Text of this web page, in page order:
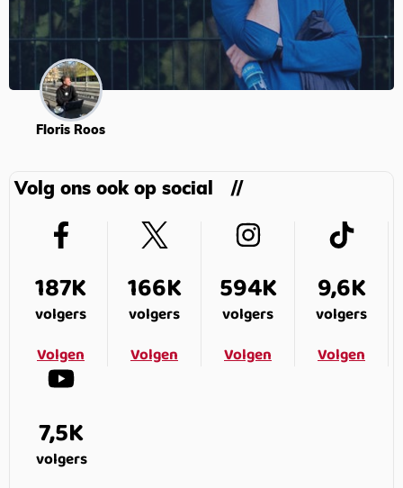
Floris Roos
Volg ons ook op social
187K
volgers
Volgen
166K
volgers
Volgen
594K
volgers
Volgen
9,6K
volgers
Volgen
7,5K
volgers